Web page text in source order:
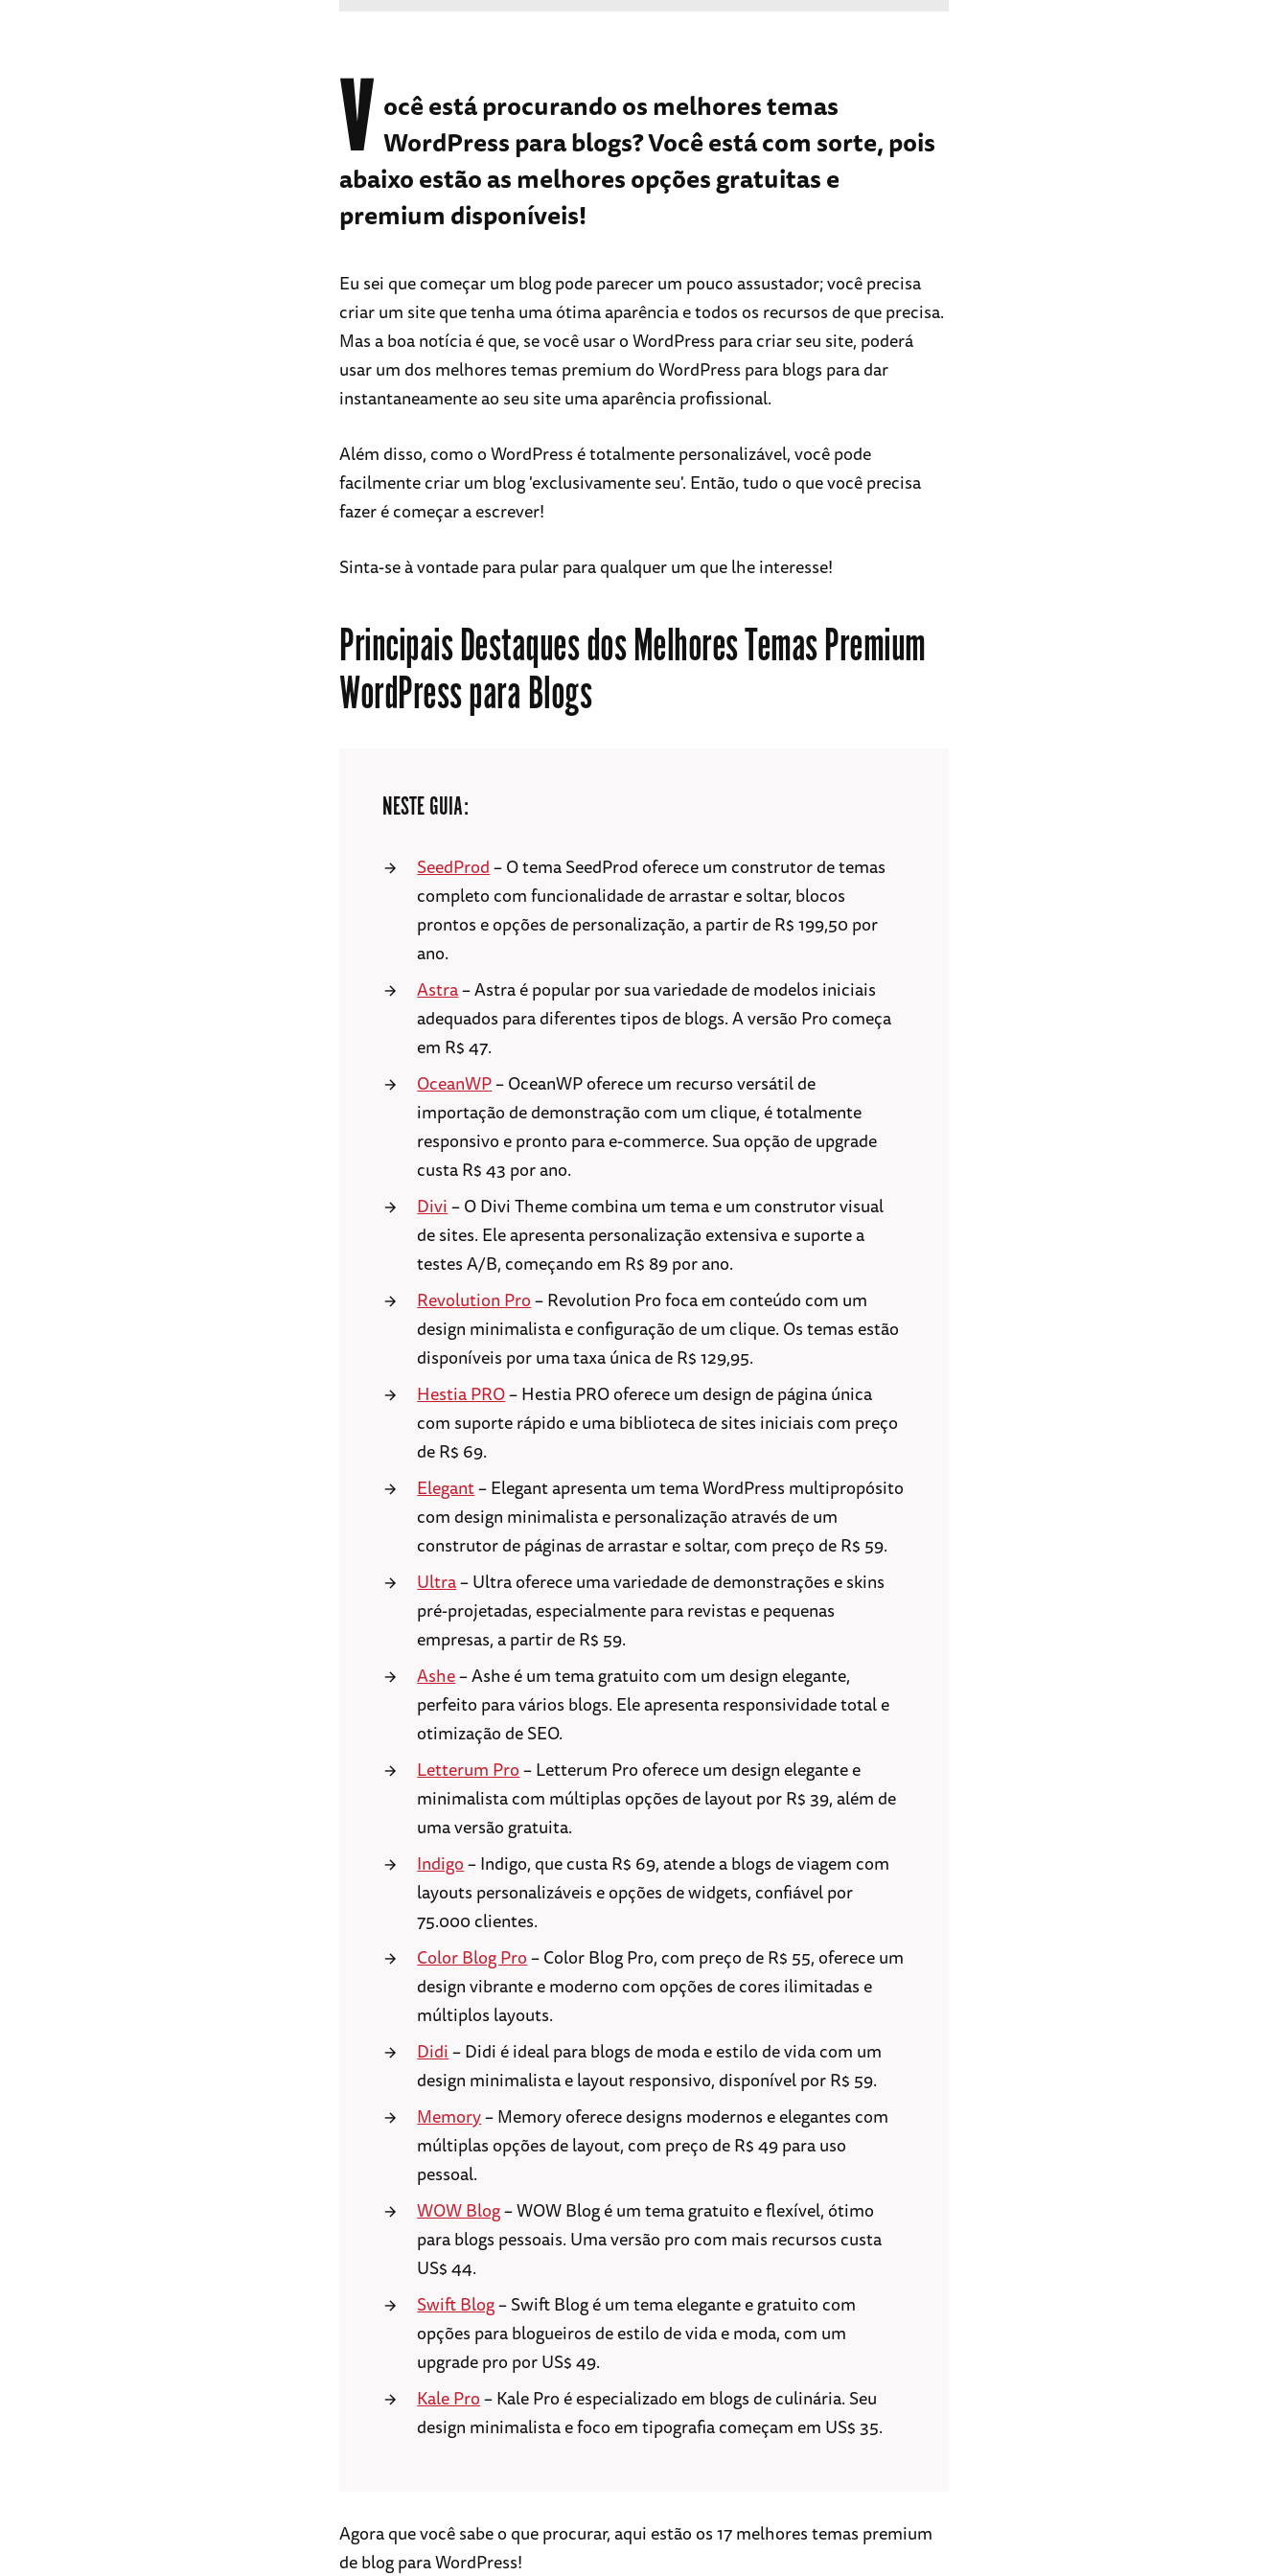
V ocê está procurando os melhores temas
WordPress para blogs? Você está com sorte, pois
abaixo estão as melhores opções gratuitas e
premium disponíveis!
Eu sei que começar um blog pode parecer um pouco assustador; você precisa
criar um site que tenha uma ótima aparência e todos os recursos de que precisa.
Mas a boa notícia é que, se você usar o WordPress para criar seu site, poderá
usar um dos melhores temas premium do WordPress para blogs para dar
instantaneamente ao seu site uma aparência profissional.
Além disso, como o WordPress é totalmente personalizável, você pode
facilmente criar um blog 'exclusivamente seu'. Então, tudo o que você precisa
fazer é começar a escrever!
Sinta-se à vontade para pular para qualquer um que lhe interesse!
Principais Destaques dos Melhores Temas Premium
WordPress para Blogs
NESTE GUIA:
SeedProd– O tema SeedProd oferece um construtor de temas
completo com funcionalidade de arrastar e soltar, blocos
prontos e opções de personalização, a partir de R$ 199,50 por
ano.
Astra– Astra é popular por sua variedade de modelos iniciais
adequados para diferentes tipos de blogs. A versão Pro começa
em R$ 47.
OceanWP– OceanWP oferece um recurso versátil de
importação de demonstração com um clique, é totalmente
responsivo e pronto para e-commerce. Sua opção de upgrade
custa R$ 43 por ano.
Divi– O Divi Theme combina um tema e um construtor visual
de sites. Ele apresenta personalização extensiva e suporte a
testes A/B, começando em R$ 89 por ano.
Revolution Pro– Revolution Pro foca em conteúdo com um
design minimalista e configuração de um clique. Os temas estão
disponíveis por uma taxa única de R$ 129,95.
Hestia PRO– Hestia PRO oferece um design de página única
com suporte rápido e uma biblioteca de sites iniciais com preço
de R$ 69.
Elegant– Elegant apresenta um tema WordPress multipropósito
com design minimalista e personalização através de um
construtor de páginas de arrastar e soltar, com preço de R$ 59.
Ultra– Ultra oferece uma variedade de demonstrações e skins
pré-projetadas, especialmente para revistas e pequenas
empresas, a partir de R$ 59.
Ashe– Ashe é um tema gratuito com um design elegante,
perfeito para vários blogs. Ele apresenta responsividade total e
otimização de SEO.
Letterum Pro– Letterum Pro oferece um design elegante e
minimalista com múltiplas opções de layout por R$ 39, além de
uma versão gratuita.
Indigo– Indigo, que custa R$ 69, atende a blogs de viagem com
layouts personalizáveis e opções de widgets, confiável por
75.000 clientes.
Color Blog Pro– Color Blog Pro, com preço de R$ 55, oferece um
design vibrante e moderno com opções de cores ilimitadas e
múltiplos layouts.
Didi– Didi é ideal para blogs de moda e estilo de vida com um
design minimalista e layout responsivo, disponível por R$ 59.
Memory– Memory oferece designs modernos e elegantes com
múltiplas opções de layout, com preço de R$ 49 para uso
pessoal.
WOW Blog– WOW Blog é um tema gratuito e flexível, ótimo
para blogs pessoais. Uma versão pro com mais recursos custa
US$ 44.
Swift Blog– Swift Blog é um tema elegante e gratuito com
opções para blogueiros de estilo de vida e moda, com um
upgrade pro por US$ 49.
Kale Pro– Kale Pro é especializado em blogs de culinária. Seu
design minimalista e foco em tipografia começam em US$ 35.
Agora que você sabe o que procurar, aqui estão os 17 melhores temas premium
de blog para WordPress!